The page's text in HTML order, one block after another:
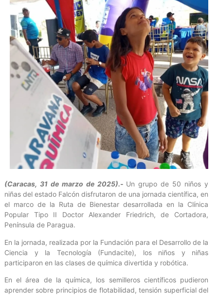
(Caracas, 31 de marzo de 2025).- Un grupo de 50 niños y
niñas del estado Falcón disfrutaron de una jornada científica, en
el marco de la Ruta de Bienestar desarrollada en la Clínica
Popular Tipo II Doctor Alexander Friedrich, de Cortadora,
Península de Paragua.
En la jornada, realizada por la Fundación para el Desarrollo de la
Ciencia y la Tecnología (Fundacite), los niños y niñas
participaron en las clases de química divertida y robótica.
En el área de la química, los semilleros científicos pudieron
aprender sobre principios de flotabilidad, tensión superficial del